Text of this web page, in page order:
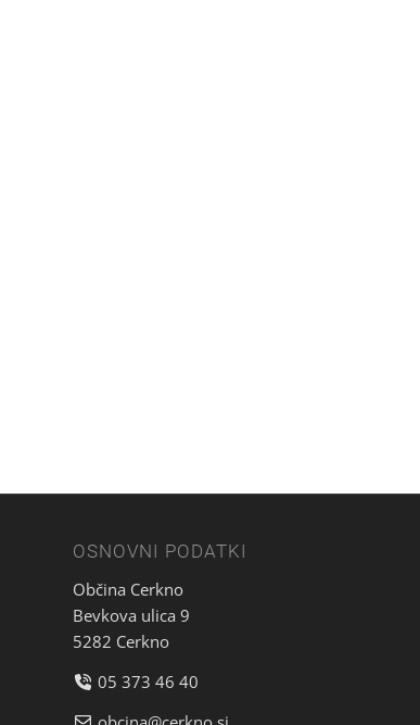
OSNOVNI PODATKI
Občina Cerkno
Bevkova ulica 9
5282 Cerkno
05 373 46 40